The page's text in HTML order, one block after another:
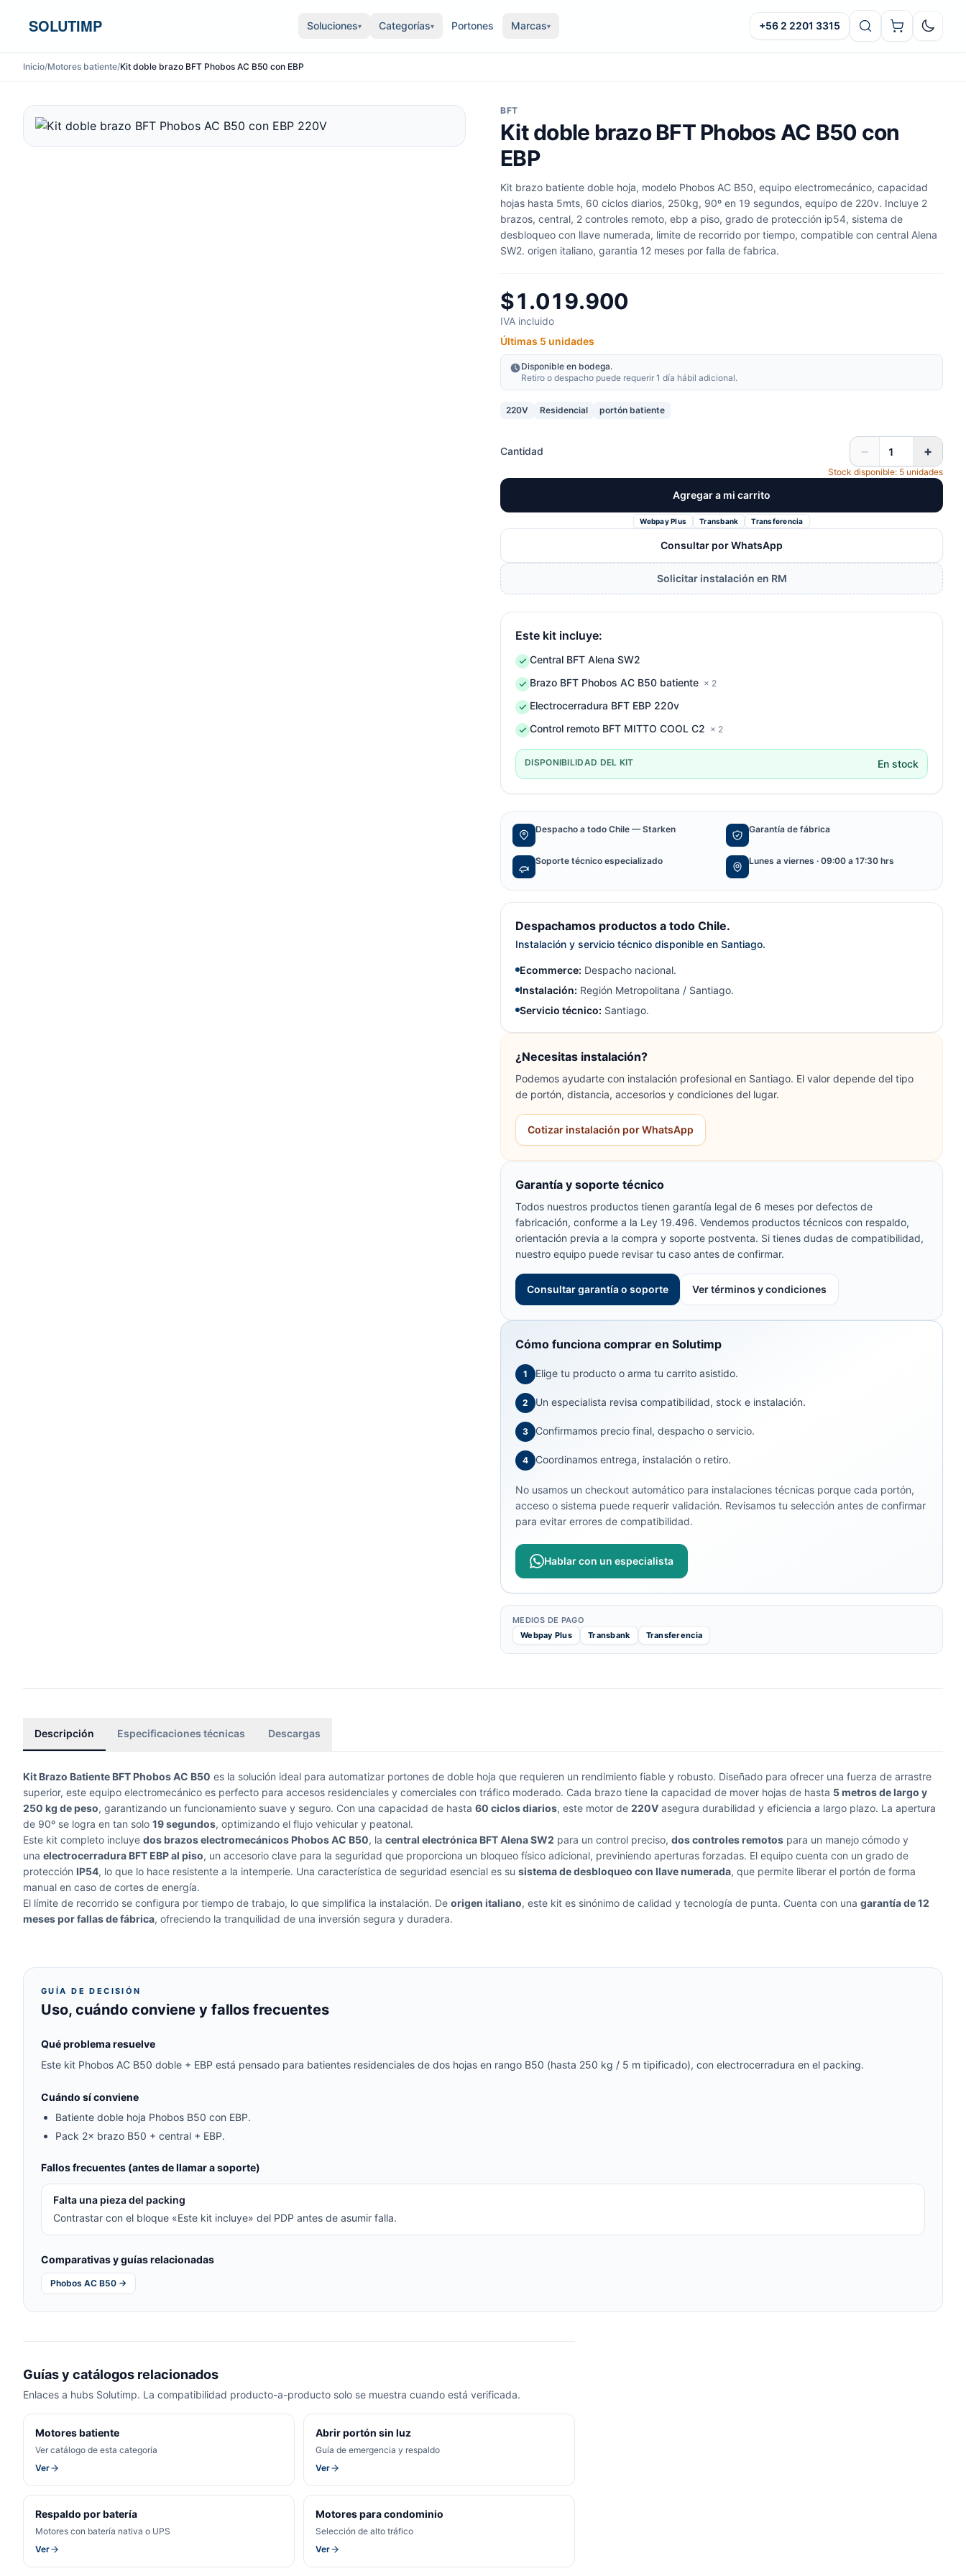
SOLUTIMP Soluciones▾ Categorías▾ Portones Marcas▾ +56 2 2201 3315 Oscuro
Inicio/Motores batiente/Kit doble brazo BFT Phobos AC B50 con EBP
BFT
Kit doble brazo BFT Phobos AC B50 con
EBP
Kit brazo batiente doble hoja, modelo Phobos AC B50, equipo electromecánico, capacidad
hojas hasta 5mts, 60 ciclos diarios, 250kg, 90º en 19 segundos, equipo de 220v. Incluye 2
brazos, central, 2 controles remoto, ebp a piso, grado de protección ip54, sistema de
desbloqueo con llave numerada, limite de recorrido por tiempo, compatible con central Alena
SW2. origen italiano, garantia 12 meses por falla de fabrica.
$1.019.900
IVA incluido
Últimas 5 unidades
Disponible en bodega.
Retiro o despacho puede requerir 1 día hábil adicional.
220V Residencial portón batiente
Cantidad − +
Stock disponible: 5 unidades
Agregar a mi carrito
Webpay Plus Transbank Transferencia
Consultar por WhatsApp
Solicitar instalación en RM
Este kit incluye:
Central BFT Alena SW2
Brazo BFT Phobos AC B50 batiente × 2
Electrocerradura BFT EBP 220v
Control remoto BFT MITTO COOL C2 × 2
DISPONIBILIDAD DEL KIT En stock
Despacho a todo Chile — Starken Garantía de fábrica
Soporte técnico especializado Lunes a viernes · 09:00 a 17:30 hrs
Despachamos productos a todo Chile.
Instalación y servicio técnico disponible en Santiago.
Ecommerce: Despacho nacional.
Instalación: Región Metropolitana / Santiago.
Servicio técnico: Santiago.
¿Necesitas instalación?
Podemos ayudarte con instalación profesional en Santiago. El valor depende del tipo
de portón, distancia, accesorios y condiciones del lugar.
Cotizar instalación por WhatsApp
Garantía y soporte técnico
Todos nuestros productos tienen garantía legal de 6 meses por defectos de
fabricación, conforme a la Ley 19.496. Vendemos productos técnicos con respaldo,
orientación previa a la compra y soporte postventa. Si tienes dudas de compatibilidad,
nuestro equipo puede revisar tu caso antes de confirmar.
Consultar garantía o soporte Ver términos y condiciones
Cómo funciona comprar en Solutimp
1 Elige tu producto o arma tu carrito asistido.
2 Un especialista revisa compatibilidad, stock e instalación.
3 Confirmamos precio final, despacho o servicio.
4 Coordinamos entrega, instalación o retiro.
No usamos un checkout automático para instalaciones técnicas porque cada portón,
acceso o sistema puede requerir validación. Revisamos tu selección antes de confirmar
para evitar errores de compatibilidad.
Hablar con un especialista
MEDIOS DE PAGO
Webpay Plus
Transbank Transferencia
Descripción Especificaciones técnicas Descargas
Kit Brazo Batiente BFT Phobos AC B50 es la solución ideal para automatizar portones de doble hoja que requieren un rendimiento fiable y robusto. Diseñado para ofrecer una fuerza de arrastre
superior, este equipo electromecánico es perfecto para accesos residenciales y comerciales con tráfico moderado. Cada brazo tiene la capacidad de mover hojas de hasta 5 metros de largo y
250 kg de peso, garantizando un funcionamiento suave y seguro. Con una capacidad de hasta 60 ciclos diarios, este motor de 220V asegura durabilidad y eficiencia a largo plazo. La apertura
de 90º se logra en tan solo 19 segundos, optimizando el flujo vehicular y peatonal.
Este kit completo incluye dos brazos electromecánicos Phobos AC B50, la central electrónica BFT Alena SW2 para un control preciso, dos controles remotos para un manejo cómodo y
una electrocerradura BFT EBP al piso, un accesorio clave para la seguridad que proporciona un bloqueo físico adicional, previniendo aperturas forzadas. El equipo cuenta con un grado de
protección IP54, lo que lo hace resistente a la intemperie. Una característica de seguridad esencial es su sistema de desbloqueo con llave numerada, que permite liberar el portón de forma
manual en caso de cortes de energía.
El límite de recorrido se configura por tiempo de trabajo, lo que simplifica la instalación. De origen italiano, este kit es sinónimo de calidad y tecnología de punta. Cuenta con una garantía de 12
meses por fallas de fábrica, ofreciendo la tranquilidad de una inversión segura y duradera.
GUÍA DE DECISIÓN
Uso, cuándo conviene y fallos frecuentes
Qué problema resuelve
Este kit Phobos AC B50 doble + EBP está pensado para batientes residenciales de dos hojas en rango B50 (hasta 250 kg / 5 m tipificado), con electrocerradura en el packing.
Cuándo sí conviene
Batiente doble hoja Phobos B50 con EBP.
Pack 2× brazo B50 + central + EBP.
Fallos frecuentes (antes de llamar a soporte)
Falta una pieza del packing
Contrastar con el bloque «Este kit incluye» del PDP antes de asumir falla.
Comparativas y guías relacionadas
Phobos AC B50 →
Guías y catálogos relacionados
Enlaces a hubs Solutimp. La compatibilidad producto-a-producto solo se muestra cuando está verificada.
Motores batiente
Ver catálogo de esta categoría
Ver
Abrir portón sin luz
Guía de emergencia y respaldo
Ver
Respaldo por batería
Motores con batería nativa o UPS
Ver
Motores para condominio
Selección de alto tráfico
Ver